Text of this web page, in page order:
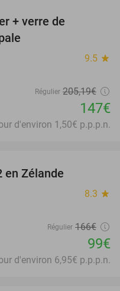
+ verre de
9.5 star
Régulier 205,19€
147€
d'environ 1,50€ p.p.p.n.
en Zélande
8.3 star
Régulier 166€
99€
d'environ 6,95€ p.p.p.n.